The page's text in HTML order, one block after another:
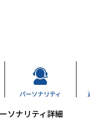
パーソナリティ
ソナリティ詳細